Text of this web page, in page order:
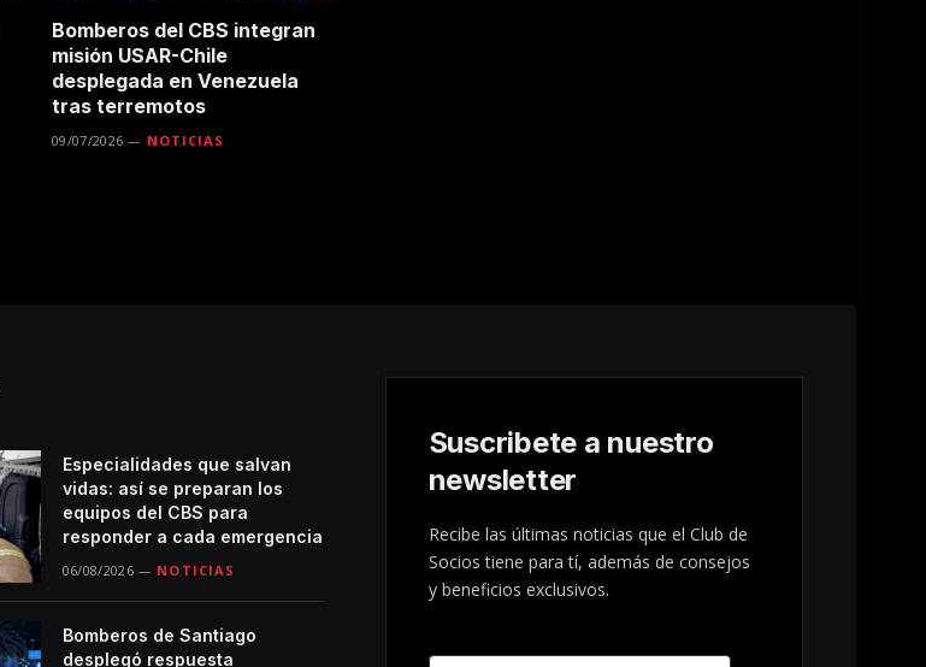
Bomberos del CBS integran
misión USAR-Chile
desplegada en Venezuela
tras terremotos
09/07/2026 NOTICIAS
Especialidades que salvan
vidas: así se preparan los
equipos del CBS para
responder a cada emergencia
06/08/2026 NOTICIAS
Bomberos de Santiago
desplegó respuesta
Suscribete a nuestro
newsletter
Recibe las últimas noticias que el Club de
Socios tiene para tí, además de consejos
y beneficios exclusivos.